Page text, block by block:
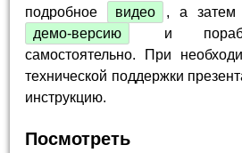
подробное
видео
, а затем
демо-версию
и
самостоятельно. При
технической поддержки
инструкцию.
Посмотреть